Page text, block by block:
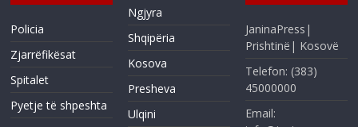
Policia
Zjarrëfikësat
Spitalet
Pyetje të shpeshta
Ngjyra
Shqipëria
Kosova
Presheva
Ulqini
JaninaPress|
Prishtinë| Kosovë
Telefon: (383)
45000000
Email: